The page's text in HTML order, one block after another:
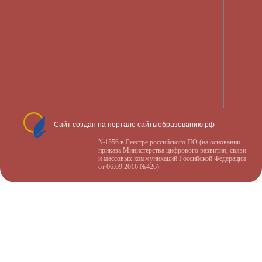
Сайт создан на портале сайтыобразованию.рф
№1556 в Реестре российского ПО (на основании
приказа Министерства цифрового развития, связи
и массовых коммуникаций Российской Федерации
от 06.09.2016 №426)